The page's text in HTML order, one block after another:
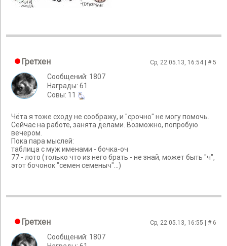
Гретхен Ср, 22.05.13, 16:54 | #5
Сообщений: 1807
Награды: 61
Cовы: 11
Чёта я тоже сходу не соображу, и "срочно" не могу помочь.
Сейчас на работе, занята делами. Возможно, попробую
вечером.
Пока пара мыслей:
таблица с муж именами - бочка-оч
77 - лото (только что из него брать - не знай, может быть "ч",
этот бочонок "семен семеныч"...)
Гретхен Ср, 22.05.13, 16:55 | # 6
Сообщений: 1807